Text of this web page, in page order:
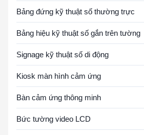
Bảng đứng kỹ thuật số thường trực
Bảng hiệu kỹ thuật số gắn trên tường
Signage kỹ thuật số di động
Kiosk màn hình cảm ứng
Bàn cảm ứng thông minh
Bức tường video LCD